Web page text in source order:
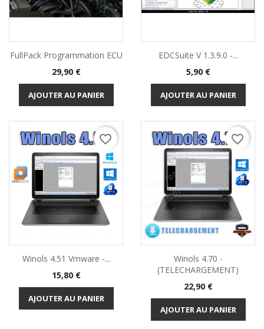
FullPack Programmation ECU
Prix
29,90 €
AJOUTER AU PANIER
EDCSuite V 1.3.9.0 -...
Prix
5,90 €
AJOUTER AU PANIER
Winols 4.51 Vmware -...
Prix
15,80 €
AJOUTER AU PANIER
favorite_border
Winols 4.70 -
(TELECHARGEMENT)
Prix
22,90 €
AJOUTER AU PANIER
favorite_border